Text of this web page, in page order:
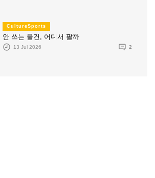
CultureSports
안 쓰는 물건, 어디서 팔까
13 Jul 2026 2